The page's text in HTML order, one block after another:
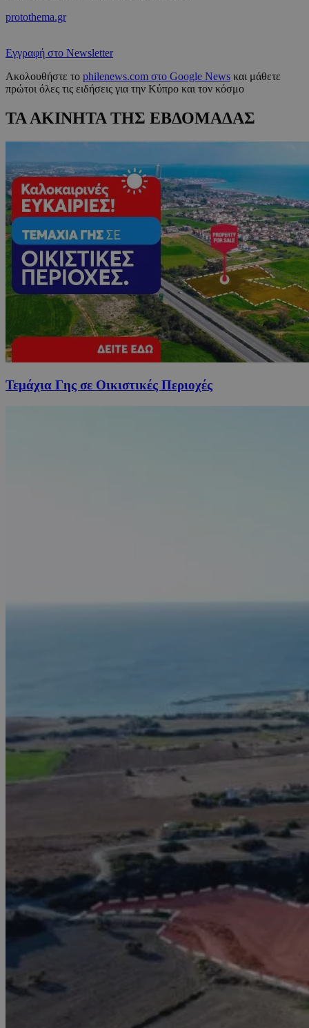
protothema.gr
Εγγραφή στο Newsletter
Ακολουθήστε το philenews.com στο Google News και μάθετε
πρώτοι όλες τις ειδήσεις για την Κύπρο και τον κόσμο
ΤΑ ΑΚΙΝΗΤΑ ΤΗΣ ΕΒΔΟΜΑΔΑΣ
Τεμάχια Γης σε Οικιστικές Περιοχές